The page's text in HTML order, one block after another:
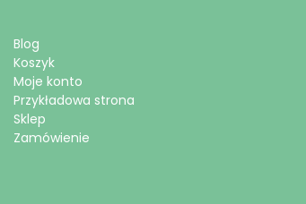
Blog
Koszyk
Moje konto
Przykładowa strona
Sklep
Zamówienie